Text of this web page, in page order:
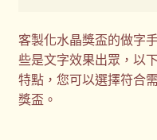
客製化水晶獎盃的做字
些是文字效果出眾，以
特點，您可以選擇符合
獎盃。